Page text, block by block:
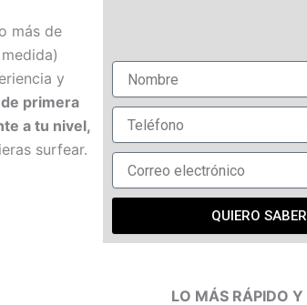
más de
y
primera
a tu nivel,
surfear.
QUIERO
LO MÁS RÁPIDO Y